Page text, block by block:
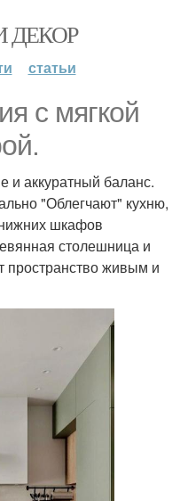
ДЕКОР
статьи
с мягкой
и аккуратный баланс.
"Облегчают" кухню,
шкафов
столешница и
пространство живым и